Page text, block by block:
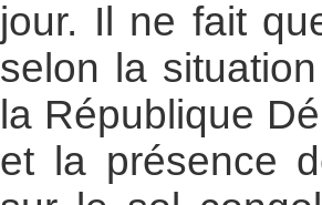
jour. Il ne fait
selon la
la République
et la présence